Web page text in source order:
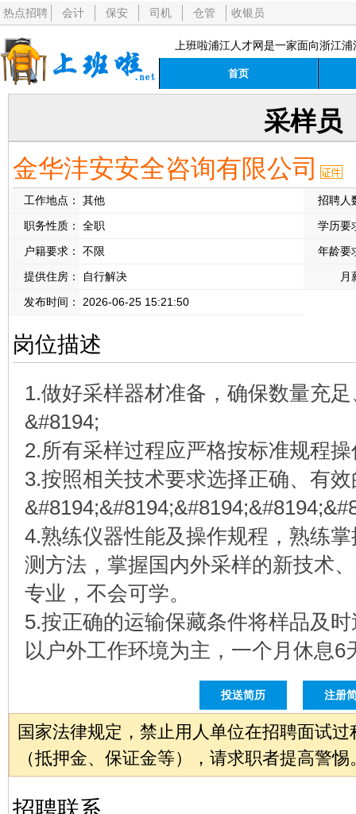
热点招聘 会计 保安 司机 仓管 收银员
上班啦浦江人才网是一家面向浙江
首页
采样员
金华沣安安全咨询有限公司
工作地点： 其他
招聘人
职务性质：
全职
学历要
户籍要求：
不限
年龄要
提供住房：
自行解决
月
发布时间：
2026-06-25 15:21:50
岗位描述
1.做好采样器材准备，确保数量充
&#8194;
2.所有采样过程应严格按标准规程
3.按照相关技术要求选择正确、有
4.熟练仪器性能及操作规程，熟练
测方法，掌握国内外采样的新技术
专业，不会可学。
5.按正确的运输保藏条件将样品及
以户外工作环境为主，一个月休息6
投送简历 注册
国家法律规定，禁止用人单位在招聘面试
（抵押金、保证金等），请求职者提高警惕
招聘联系